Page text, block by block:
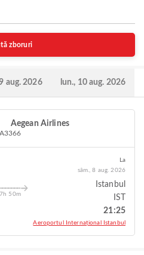
zboruri
aug. 2026 lun., 10 aug. 2026
Aegean Airlines
A3366
7h 50m
La
sâm., 8 aug. 2026
Istanbul
IST
21:25
Aeroportul Internațional Istanbul